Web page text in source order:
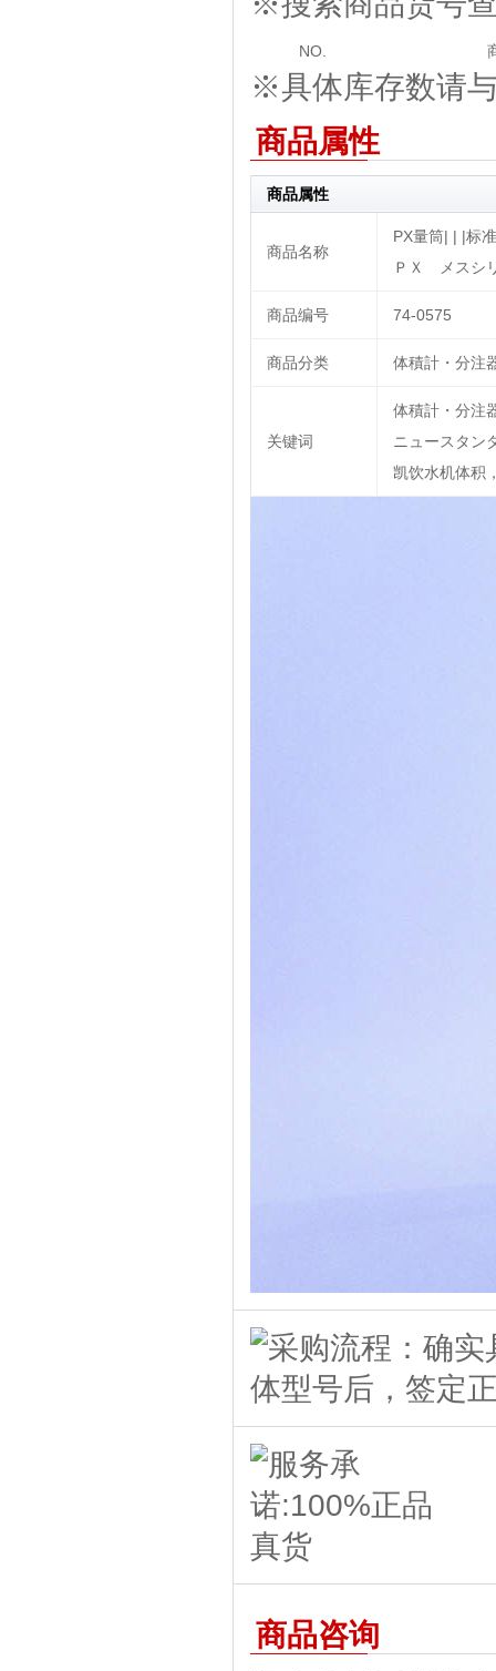
NO.
※具体库存数请
商品属性
商品属性
商品名称
PX量筒| | |标
ＰＸ メスシ
商品编号 74-0575
商品分类 体積計・分注
关键词
体積計・分注
ニュースタン
凯饮水机体积
商品咨询